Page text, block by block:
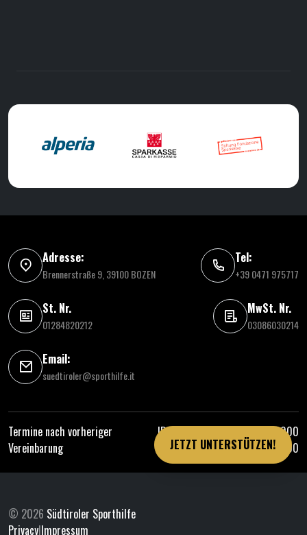
Adresse:
Brennerstraße 9, 39100 BOZEN
Tel:
+39 0471 975717
St. Nr.
01284820212
MwSt. Nr.
03086030214
Email:
suedtiroler@sporthilfe.it
Termine nach vorheriger
Vereinbarung
IBAN: IT81 E060 4511 6130 0000
0314 000
© 2026 Südtiroler Sporthilfe
Privacy|Impressum
JETZT UNTERSTÜTZEN!